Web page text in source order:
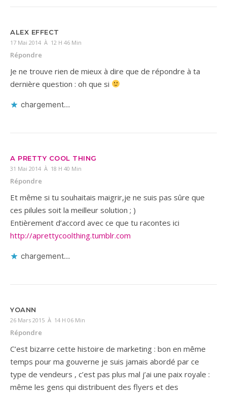
ALEX EFFECT
17 Mai 2014 À 12 H 46 Min
Répondre
Je ne trouve rien de mieux à dire que de répondre à ta
dernière question : oh que si
chargement…
A PRETTY COOL THING
31 Mai 2014 À 18 H 40 Min
Répondre
Et même si tu souhaitais maigrir,je ne suis pas sûre que
ces pilules soit la meilleur solution ; )
Entièrement d’accord avec ce que tu racontes ici
http://aprettycoolthing.tumblr.com
chargement…
YOANN
26 Mars 2015 À 14 H 06 Min
Répondre
C’est bizarre cette histoire de marketing : bon en même
temps pour ma gouverne je suis jamais abordé par ce
type de vendeurs , c’est pas plus mal j’ai une paix royale :
même les gens qui distribuent des flyers et des